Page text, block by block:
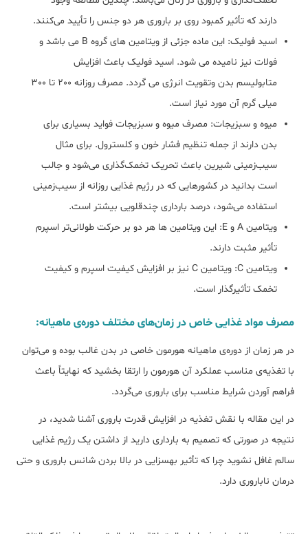
دارند که تأثیر کمبود روی بر باروری هر دو جنس را تأیید می‌کنند.
اسید فولیک: این ماده جزئی از ویتامین های گروه B می باشد و
فولات نیز نامیده می شود. اسید فولیک باعث افزایش
متابولیسم بدن وتقویت انرژی می گردد. مصرف روزانه 200 تا 300
میلی گرم آن مورد نیاز است.
میوه و سبزیجات: مصرف میوه و سبزیجات فواید بسیاری برای
بدن دارند از جمله تنظیم فشار خون و کلسترول. برای مثال
سیب‌زمینی شیرین باعث تحریک تخمک‌گذاری می‌شود و جالب
است بدانید در کشورهایی که در رژیم غذایی روزانه از سیب‌زمینی
استفاده می‌شود، درصد بارداری چندقلویی بیشتر است.
ویتامین A و E: این ویتامین ها هر دو بر حرکت طولانی‌تر اسپرم
تأثیر مثبت دارند.
ویتامین C: ویتامین C نیز بر افزایش کیفیت اسپرم و کیفیت
تخمک تأثیرگذار است.
مصرف مواد غذایی خاص در زمان‌های مختلف دوره‌ی ماهیانه:
در هر زمان از دوره‌ی ماهیانه هورمون خاصی در بدن غالب بوده و می‌توان
با تغذیه‌ی مناسب عملکرد آن هورمون را ارتقا بخشید که نهایتاً باعث
فراهم آوردن شرایط مناسب برای باروری می‌گردد.
در این مقاله با نقش تغذیه در افزایش قدرت باروری آشنا شدید، در
نتیجه در صورتی که تصمیم به بارداری دارید از داشتن یک رژیم غذایی
سالم غافل نشوید چرا که تأثیر به‎سزایی در بالا بردن شانس باروری و حتی
درمان ناباروری دارد.